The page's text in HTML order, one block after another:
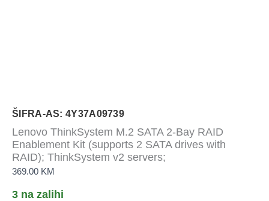
ŠIFRA-AS: 4Y37A09739
Lenovo ThinkSystem M.2 SATA 2-Bay RAID
Enablement Kit (supports 2 SATA drives with
RAID); ThinkSystem v2 servers;
369.00 KM
3 na zalihi